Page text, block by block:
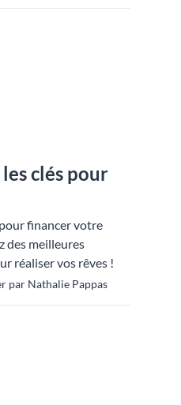
clés pour
financer votre
des meilleures
réaliser vos rêves !
par Nathalie Pappas